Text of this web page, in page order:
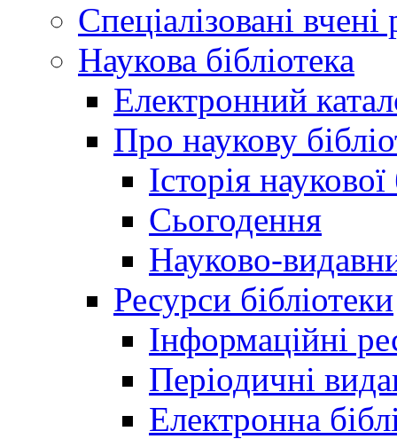
Спеціалізовані вчені
Наукова бібліотека
Електронний
Про наукову
Історія
Сьогодення
Науково-
Ресурси бібліотеки
Інформаційні
Періодичні
Електронна